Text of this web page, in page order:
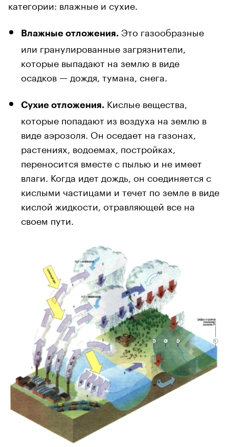
категории: влажные и сухие.
Влажные отложения. Это газообразные
или гранулированные загрязнители,
которые выпадают на землю в виде
осадков — дождя, тумана, снега.
Сухие отложения. Кислые вещества,
которые попадают из воздуха на землю в
виде аэрозоля. Он оседает на газонах,
растениях, водоемах, постройках,
переносится вместе с пылью и не имеет
влаги. Когда идет дождь, он соединяется с
кислыми частицами и течет по земле в виде
кислой жидкости, отравляющей все на
своем пути.